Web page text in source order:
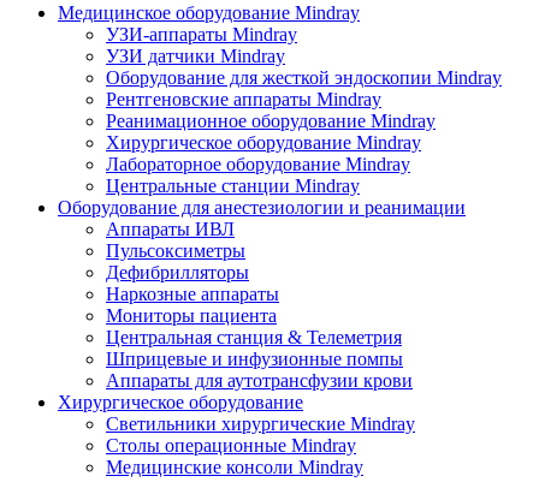
Медицинское оборудование Mindray
УЗИ-аппараты Mindray
УЗИ датчики Mindray
Оборудование для жесткой эндоскопии Mindray
Рентгеновские аппараты Mindray
Реанимационное оборудование Mindray
Хирургическое оборудование Mindray
Лабораторное оборудование Mindray
Центральные станции Mindray
Оборудование для анестезиологии и реанимации
Аппараты ИВЛ
Пульсоксиметры
Дефибрилляторы
Наркозные аппараты
Мониторы пациента
Центральная станция & Телеметрия
Шприцевые и инфузионные помпы
Аппараты для аутотрансфузии крови
Хирургическое оборудование
Светильники хирургические Mindray
Столы операционные Mindray
Медицинские консоли Mindray